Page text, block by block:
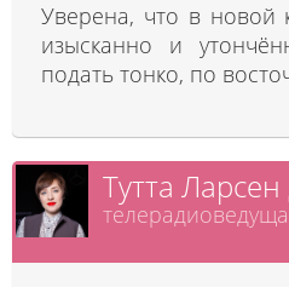
Уверена, что в новой
изысканно и
подать тонко, по
Тутта Ларсен